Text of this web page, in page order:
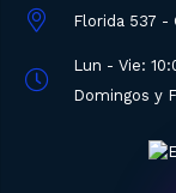
Florida 537 -
Lun - Vie:
Domingos y